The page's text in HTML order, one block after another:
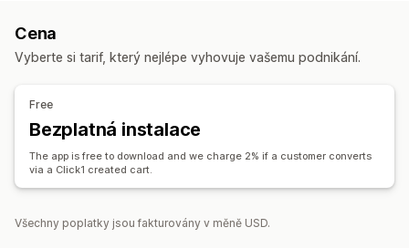
Cena
Vyberte si tarif, který nejlépe vyhovuje vašemu podnikání.
Free
Bezplatná instalace
The app is free to download and we charge 2% if a customer converts
via a Click1 created cart.
Všechny poplatky jsou fakturovány v měně USD.